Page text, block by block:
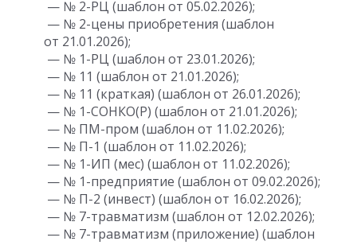
— № 2-РЦ (шаблон от 05.02.2026);
— № 2-цены приобретения (шаблон
от 21.01.2026);
— № 1-РЦ (шаблон от 23.01.2026);
— № 11 (шаблон от 21.01.2026);
— № 11 (краткая) (шаблон от 26.01.2026);
— № 1-СОНКО(Р) (шаблон от 21.01.2026);
— № ПМ-пром (шаблон от 11.02.2026);
— № П-1 (шаблон от 11.02.2026);
— № 1-ИП (мес) (шаблон от 11.02.2026);
— № 1-предприятие (шаблон от 09.02.2026);
— № П-2 (инвест) (шаблон от 16.02.2026);
— № 7-травматизм (шаблон от 12.02.2026);
— № 7-травматизм (приложение) (шаблон